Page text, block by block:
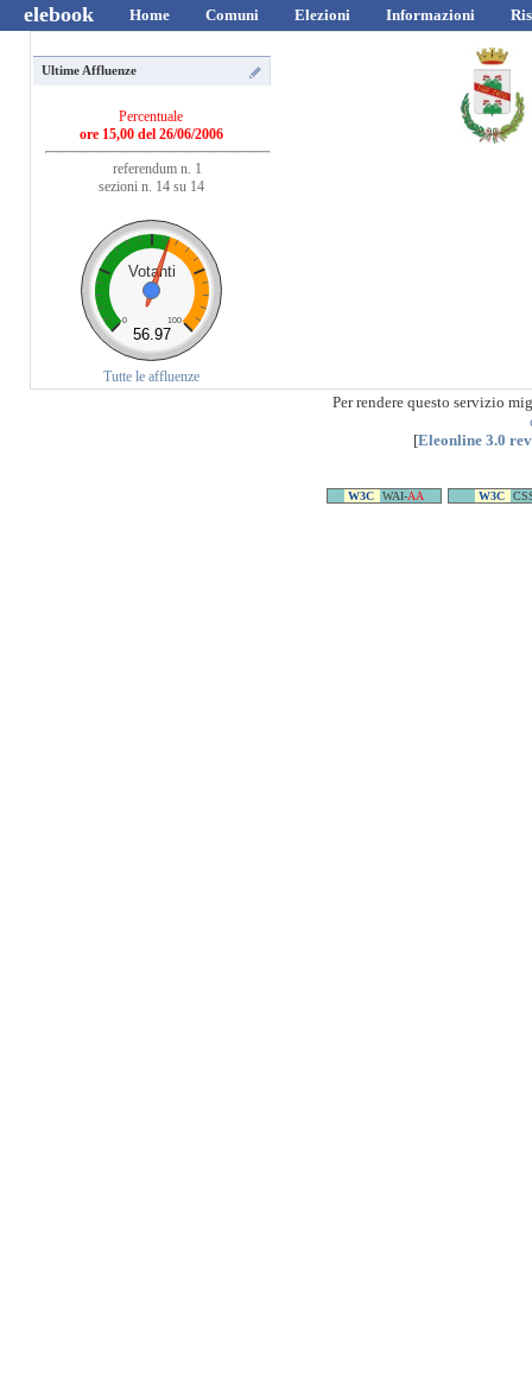
elebook Home Comuni Elezioni Informazioni
Ultime Affluenze
Percentuale
ore 15,00 del 26/06/2006
referendum n. 1
sezioni n. 14 su 14
Votanti
0 100
56.97
Tutte le affluenze
Per rendere questo servizio
[Eleonline 3.0
W3C WAI-AA W3C